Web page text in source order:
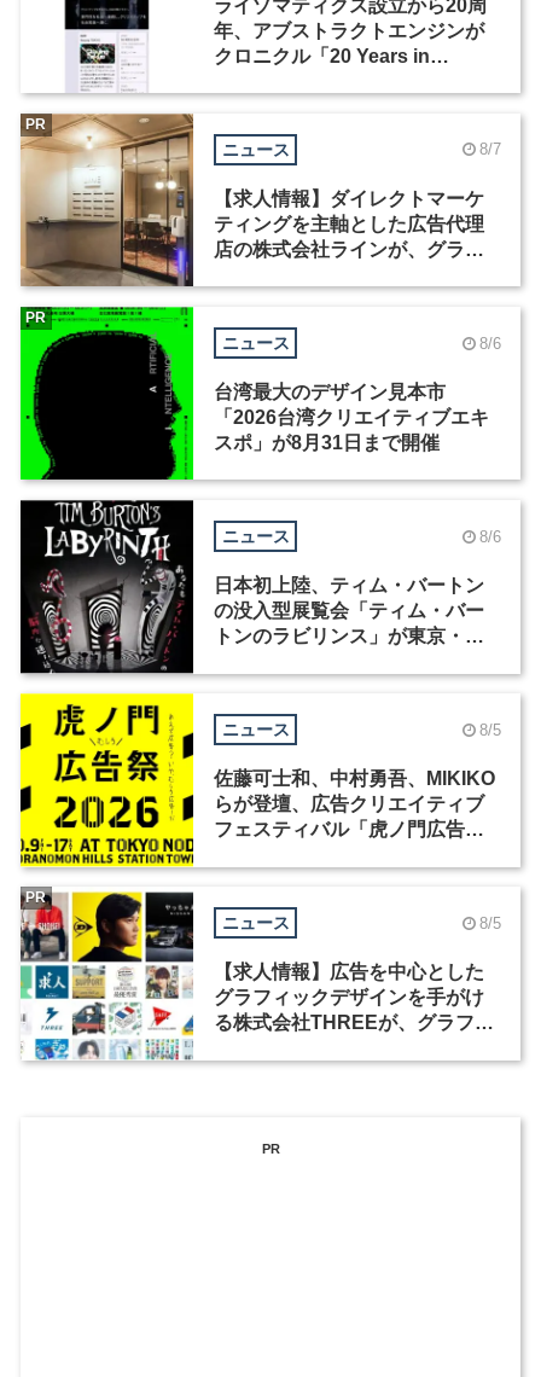
ライゾマティクス設立から20周
年、アブストラクトエンジンが
クロニクル「20 Years in
ニュース 8/7
【求人情報】ダイレクトマーケ
ティングを主軸とした広告代理
店の株式会社ラインが、グラフ
PR
ニュース 8/6
台湾最大のデザイン見本市
「2026台湾クリエイティブエキ
スポ」が8月31日まで開催
PR
ニュース 8/6
日本初上陸、ティム・バートン
の没入型展覧会「ティム・バー
トンのラビリンス」が東京・豊
ニュース 8/5
佐藤可士和、中村勇吾、MIKIKO
らが登壇、広告クリエイティブ
フェスティバル「虎ノ門広告
ニュース 8/5
【求人情報】広告を中心とした
グラフィックデザインを手がけ
る株式会社THREEが、グラフィ
PR
PR